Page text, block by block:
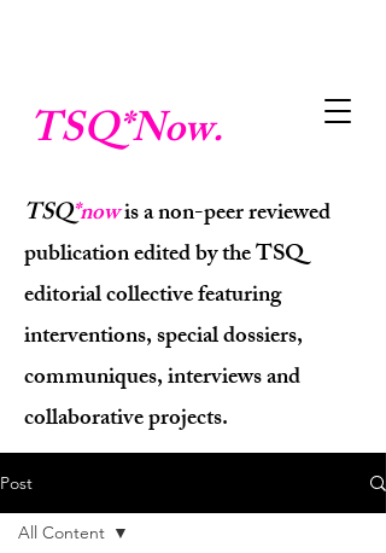
TSQ*Now.
TSQ*nowis a non-peer reviewed
publication edited by the TSQ
editorial collective featuring
interventions, special dossiers,
communiques, interviews and
collaborative projects.
Post
All Content